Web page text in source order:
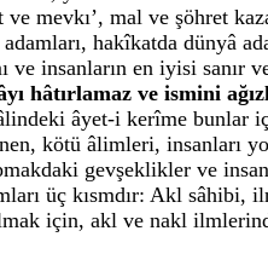
mevkı’, mal ve şöhret
hakîkatda dünyâ
insanların en iyisi sanır
hâtırlamaz ve ismini
âyet-i kerîme bunlar
kötü âlimleri, insanları
gevşeklikler ve
üç kısmdır: Akl sâhibi,
için, akl ve nakl